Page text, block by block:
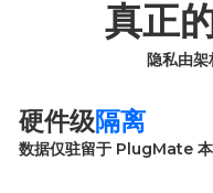
真正
隐私由架
硬件级隔离
数据仅驻留于 PlugMate